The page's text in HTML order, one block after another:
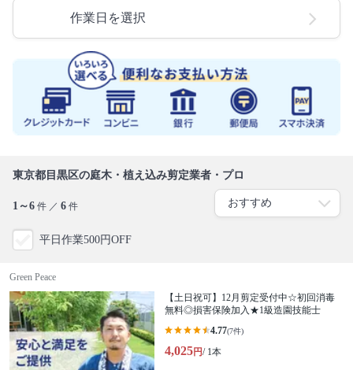
作業日を選択
東京都目黒区の庭木・植え込み剪定業者・プロ
1～6 件 ／ 6 件
平日作業500円OFF
Green Peace
【土日祝可】12月剪定受付中☆初回消毒
無料◎損害保険加入★1級造園技能士
4.77(7件)
4,025円/ 1本